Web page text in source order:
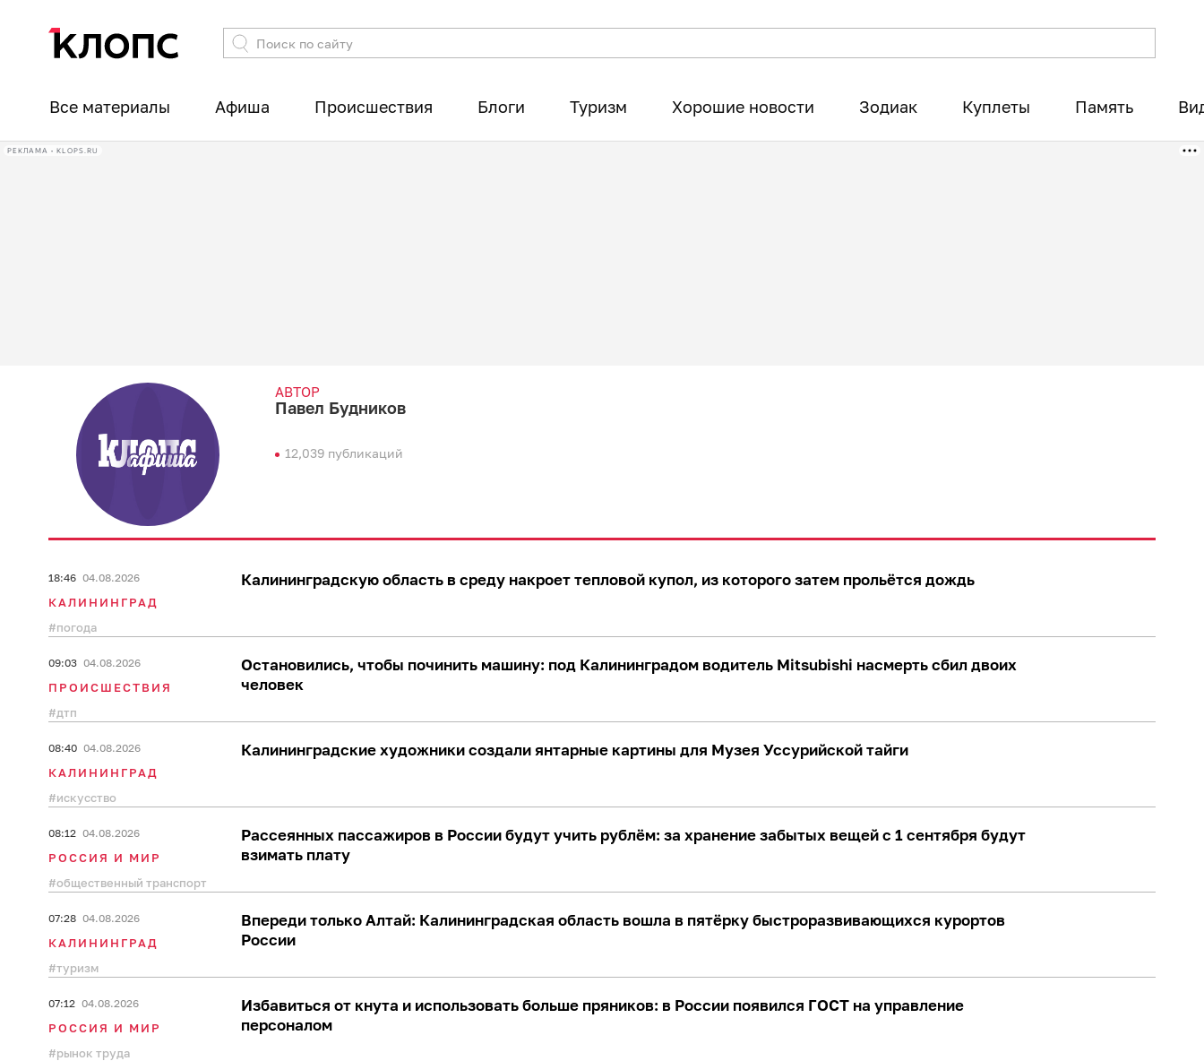
Все материалы Афиша Происшествия Блоги Туризм Хорошие новости Зодиак Куплеты Память
РЕКЛАМА • KLOPS.RU
АВТОР
Павел Будников
12,039 публикаций
18:46 04.08.2026
КАЛИНИНГРАД
погода
Калининградскую область в среду накроет тепловой купол, из которого затем прольётся дождь
09:03 04.08.2026
ПРОИСШЕСТВИЯ
дтп
Остановились, чтобы починить машину: под Калининградом водитель Mitsubishi насмерть сбил двоих
человек
08:40 04.08.2026
КАЛИНИНГРАД
искусство
Калининградские художники создали янтарные картины для Музея Уссурийской тайги
08:12 04.08.2026
РОССИЯ И МИР
общественный транспорт
Рассеянных пассажиров в России будут учить рублём: за хранение забытых вещей с 1 сентября будут
взимать плату
07:28 04.08.2026
КАЛИНИНГРАД
туризм
Впереди только Алтай: Калининградская область вошла в пятёрку быстроразвивающихся курортов
России
07:12 04.08.2026
РОССИЯ И МИР
рынок труда
Избавиться от кнута и использовать больше пряников: в России появился ГОСТ на управление
персоналом